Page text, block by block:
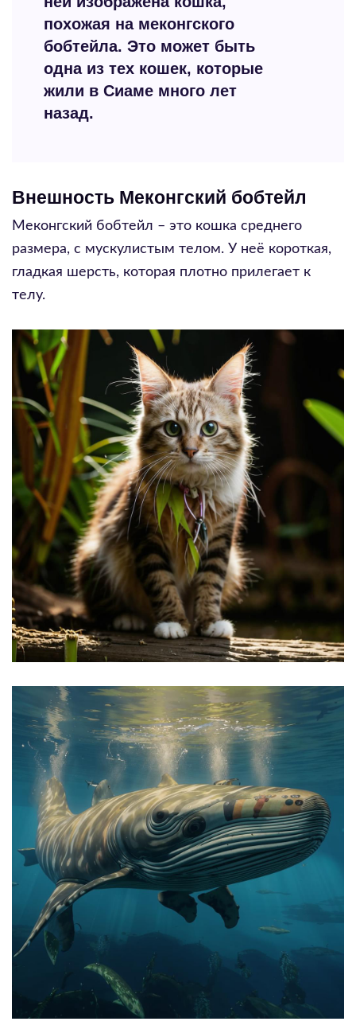
похожая на меконгского
бобтейла. Это может быть
одна из тех кошек, которые
жили в Сиаме много лет
назад.
Внешность Меконгский бобтейл
Меконгский бобтейл – это кошка среднего
размера, с мускулистым телом. У неё короткая,
гладкая шерсть, которая плотно прилегает к
телу.